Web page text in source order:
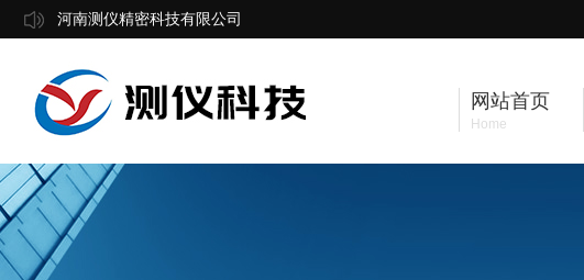
河南测仪精密科技有限公司
网站首页
Home